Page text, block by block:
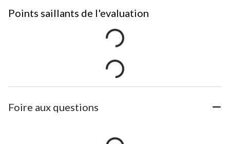
Points saillants de l'evaluation
Foire aux questions